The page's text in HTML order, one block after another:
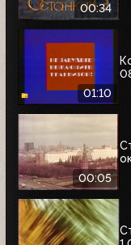
00:34
01:10
00:05